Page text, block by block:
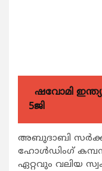
ഷവോമി ഇന്ത്യ
5ജി
അബുദാബി
ഹോള്‍ഡിംഗ്
ഏറ്റവും വലിയ